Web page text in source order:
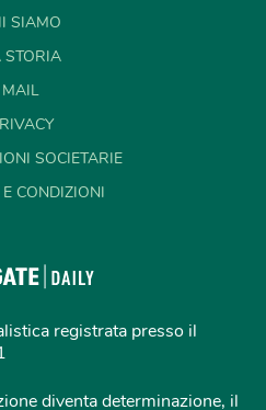
SIAMO
STORIA
MAIL
SOCIETARIE
CONDIZIONI
registrata presso il
diventa determinazione, il